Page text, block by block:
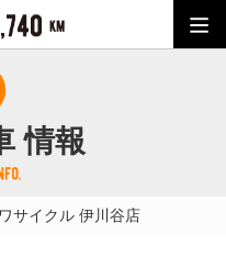
情報
サイクル 伊川谷店